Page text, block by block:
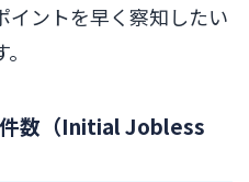
イントを早く察知したい
数（Initial Jobless